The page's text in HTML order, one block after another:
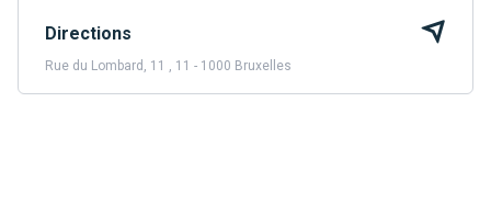
Directions
Rue du Lombard, 11 , 11 - 1000 Bruxelles